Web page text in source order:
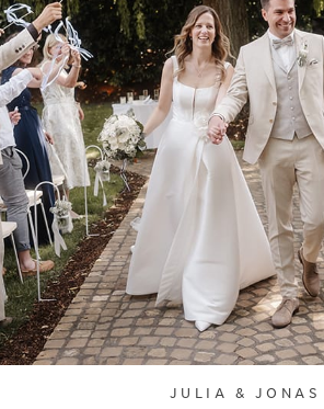
JULIA & JONAS